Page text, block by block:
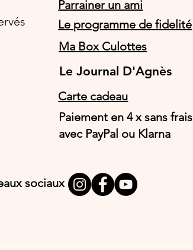
Parrainer un ami
Le programme de fidelité
Ma Box Culottes
Le Journal D'Agnès
Le Journal D'Agnès
Carte cadeau
Paiement en 4 x sans frais
avec PayPal ou Klarna
sociaux